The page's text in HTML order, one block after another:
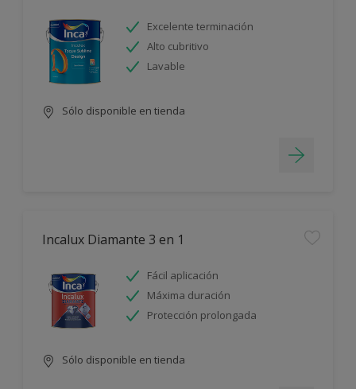
Excelente terminación
Alto cubritivo
Lavable
Sólo disponible en tienda
Incalux Diamante 3 en 1
Fácil aplicación
Máxima duración
Protección prolongada
Sólo disponible en tienda